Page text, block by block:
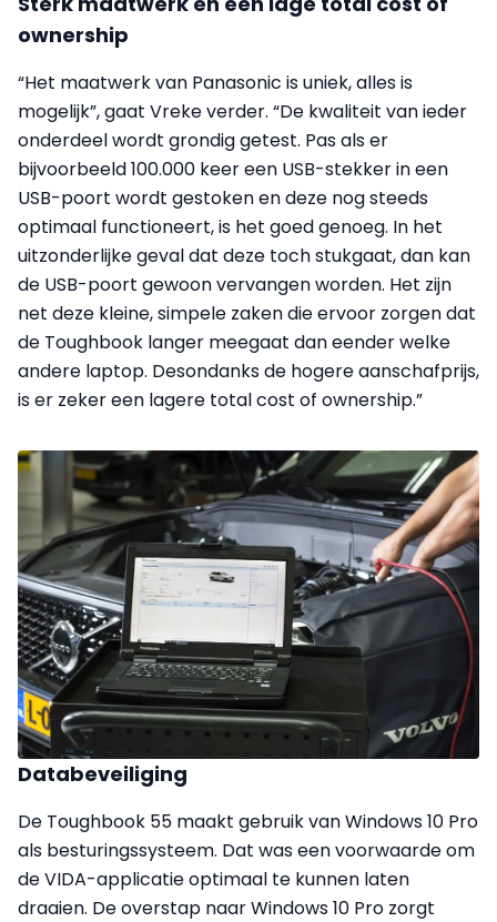
ownership
“Het maatwerk van Panasonic is uniek, alles is
mogelijk”, gaat Vreke verder. “De kwaliteit van ieder
onderdeel wordt grondig getest. Pas als er
bijvoorbeeld 100.000 keer een USB-stekker in een
USB-poort wordt gestoken en deze nog steeds
optimaal functioneert, is het goed genoeg. In het
uitzonderlijke geval dat deze toch stukgaat, dan kan
de USB-poort gewoon vervangen worden. Het zijn
net deze kleine, simpele zaken die ervoor zorgen dat
de Toughbook langer meegaat dan eender welke
andere laptop. Desondanks de hogere aanschafprijs,
is er zeker een lagere total cost of ownership.”
Databeveiliging
De Toughbook 55 maakt gebruik van Windows 10 Pro
als besturingssysteem. Dat was een voorwaarde om
de VIDA-applicatie optimaal te kunnen laten
draaien. De overstap naar Windows 10 Pro zorgt